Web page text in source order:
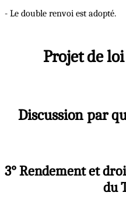
- Le double renvoi est adopté.
Projet de
Discussion par
3° Rendement et
du